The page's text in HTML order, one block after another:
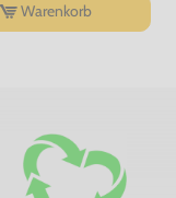
Warenkorb